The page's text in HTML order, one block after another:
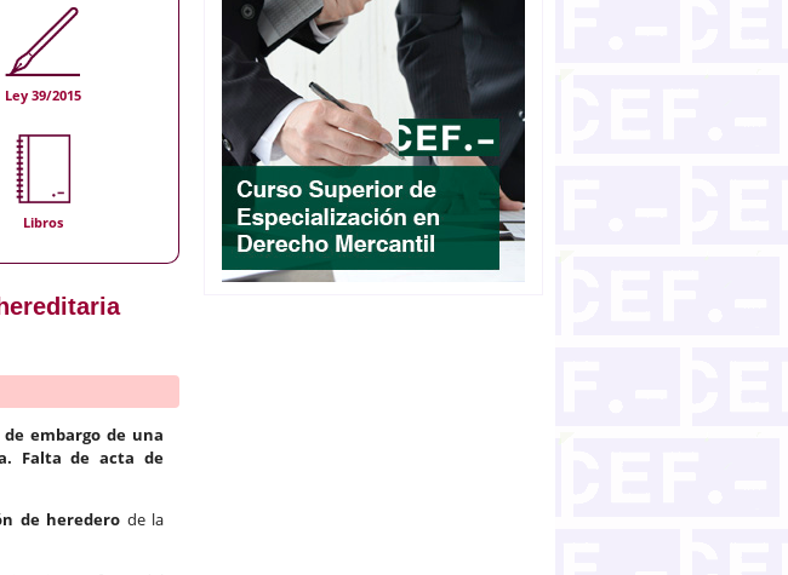
Ley 39/2015
Libros
embargo de una
Falta de acta de
de heredero de la